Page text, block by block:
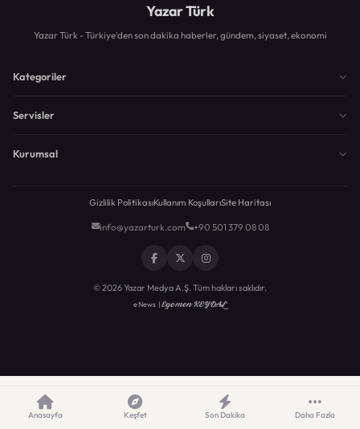
Yazar Türk
Yazar Türk - Türkiye'den son dakika haberler, gündem, siyaset, ekonomi
Kategoriler
Servisler
Kurumsal
Gizlilik PolitikasıKullanım KoşullarıSite Haritası
info@yazarturk.com +90 501 379 08 08
© 2026 Yazar Medya A.Ş. Tüm hakları saklıdır.
eNews |Egemen KEYDAL
Anasayfa Keşfet Son Dakika Daha Fazla